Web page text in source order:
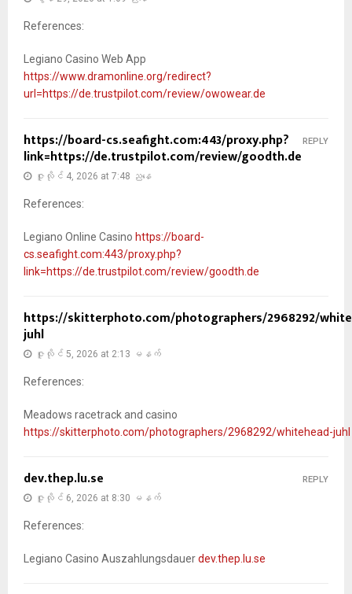
References:
Legiano Casino Web App
https://www.dramonline.org/redirect?
url=https://de.trustpilot.com/review/owowear.de
https://board-cs.seafight.com:443/proxy.php?
link=https://de.trustpilot.com/review/goodth.de
ဇူလိုင် 4, 2026 at 7:48 ညနေ
References:
Legiano Online Casino https://board-
cs.seafight.com:443/proxy.php?
link=https://de.trustpilot.com/review/goodth.de
REPLY
https://skitterphoto.com/photographers/2968292/
juhl
ဇူလိုင် 5, 2026 at 2:13 မနက်
References:
Meadows racetrack and casino
https://skitterphoto.com/photographers/2968292/whitehead-juhl
dev.thep.lu.se
ဇူလိုင် 6, 2026 at 8:30 မနက်
References:
Legiano Casino Auszahlungsdauerdev.thep.lu.se
REPLY